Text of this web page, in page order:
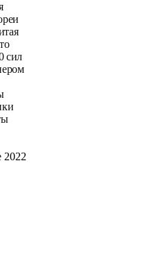
сил
2022